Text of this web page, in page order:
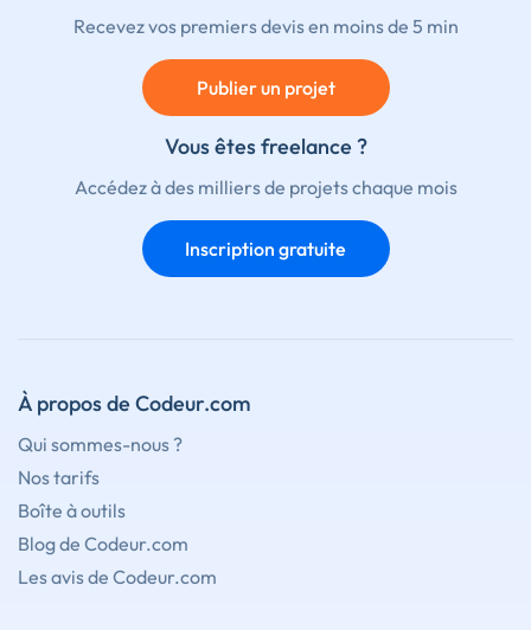
Recevez vos premiers devis en moins de 5 min
Publier un projet
Vous êtes freelance ?
Accédez à des milliers de projets chaque mois
Inscription gratuite
À propos de Codeur.com
Qui sommes-nous ?
Nos tarifs
Boîte à outils
Blog de Codeur.com
Les avis de Codeur.com